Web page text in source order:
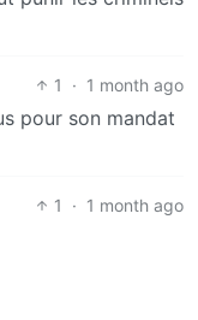
1 · 1 month ago
pour son mandat
1 · 1 month ago